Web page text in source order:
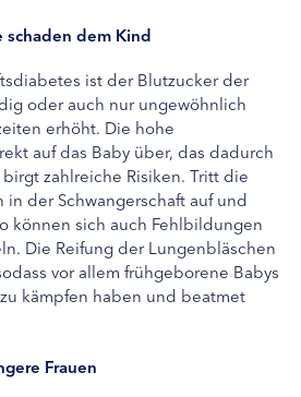
schaden dem Kind
ist der Blutzucker der
oder auch nur ungewöhnlich
erhöht. Die hohe
auf das Baby über, das dadurch
zahlreiche Risiken. Tritt die
in der Schwangerschaft auf und
können sich auch Fehlbildungen
Die Reifung der Lungenbläschen
vor allem frühgeborene Babys
kämpfen haben und beatmet
Frauen